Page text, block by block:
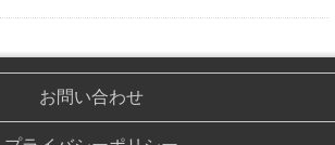
お問い合わせ